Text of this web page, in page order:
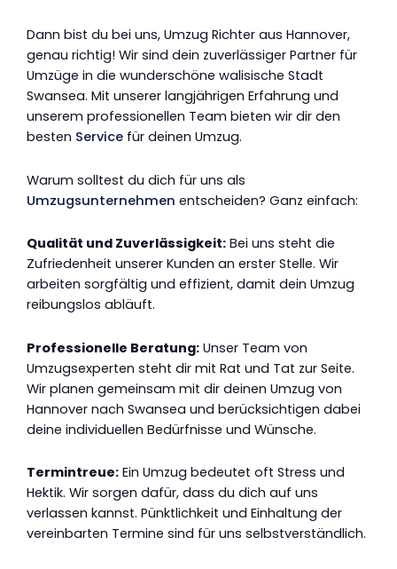
Dann bist du bei uns, Umzug Richter aus Hannover,
genau richtig! Wir sind dein zuverlässiger Partner für
Umzüge in die wunderschöne walisische Stadt
Swansea. Mit unserer langjährigen Erfahrung und
unserem professionellen Team bieten wir dir den
besten Service für deinen Umzug.
Warum solltest du dich für uns als
Umzugsunternehmen entscheiden? Ganz einfach:
Qualität und Zuverlässigkeit: Bei uns steht die
Zufriedenheit unserer Kunden an erster Stelle. Wir
arbeiten sorgfältig und effizient, damit dein Umzug
reibungslos abläuft.
Professionelle Beratung: Unser Team von
Umzugsexperten steht dir mit Rat und Tat zur Seite.
Wir planen gemeinsam mit dir deinen Umzug von
Hannover nach Swansea und berücksichtigen dabei
deine individuellen Bedürfnisse und Wünsche.
Termintreue: Ein Umzug bedeutet oft Stress und
Hektik. Wir sorgen dafür, dass du dich auf uns
verlassen kannst. Pünktlichkeit und Einhaltung der
vereinbarten Termine sind für uns selbstverständlich.